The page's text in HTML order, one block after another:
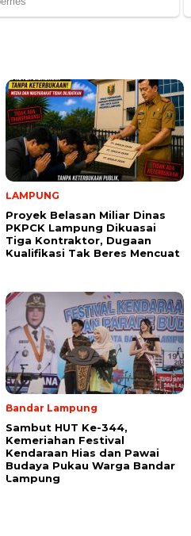
LAMPUNG
Proyek Belasan Miliar Dinas
PKPCK Lampung Dikuasai
Tiga Kontraktor, Dugaan
Kualifikasi Tak Beres Mencuat
Bandar Lampung
Sambut HUT Ke-344,
Kemeriahan Festival
Kendaraan Hias dan Pawai
Budaya Pukau Warga Bandar
Lampung